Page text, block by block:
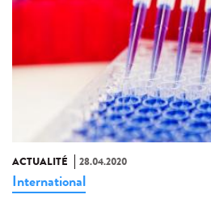
ACTUALITÉ 28.04.2020
International